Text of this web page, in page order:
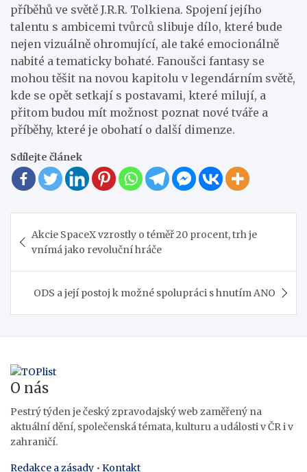
příběhů ve světě J.R.R. Tolkiena. Spojení jejího
talentu s ambicemi tvůrců slibuje dílo, které bude
nejen vizuálně ohromující, ale také emocionálně
nabité a tematicky bohaté. Fanoušci fantasy se
mohou těšit na novou kapitolu v legendárním světě,
kde se opět setkají s postavami, které milují, a
přitom budou mít možnost poznat nové tváře a
příběhy, které je obohatí o další dimenze.
Sdílejte článek
pro
příspěvek
Akcie SpaceX vzrostly o téměř 20 procent, trh je
vnímá jako revoluční hráče
ODS a její postoj k možné spolupráci s hnutím ANO
O nás
Pestrý týden je český zpravodajský web zaměřený na
aktuální dění, společenská témata, kulturu a události v ČR i v
zahraničí.
Redakce a zásady • Kontakt